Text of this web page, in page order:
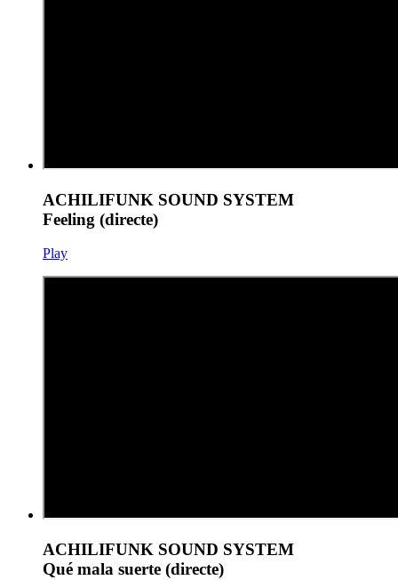
ACHILIFUNK SOUND SYSTEM
Feeling (directe)
Play
ACHILIFUNK SOUND SYSTEM
Qué mala suerte (directe)